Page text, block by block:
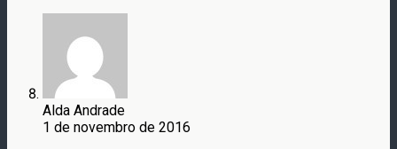
Alda Andrade
1 de novembro de 2016